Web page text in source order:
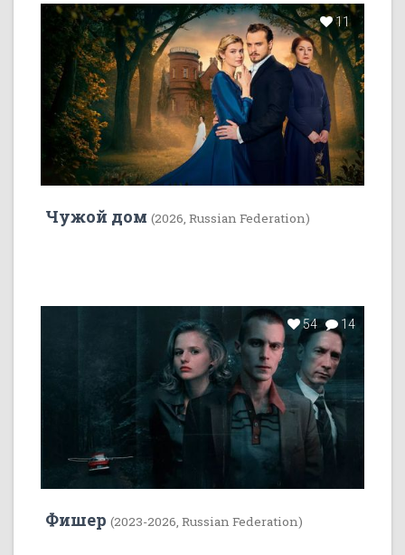
11
Чужой дом (2026, Russian Federation)
54 14
Фишер (2023-2026, Russian Federation)